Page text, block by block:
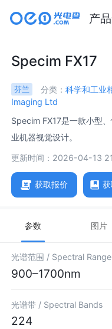
产
Specim FX17
芬兰 分类： 科学和工业
Imaging Ltd
Specim FX17是一款小型
业机器视觉设计。
更新时间：2026-04-13
获取报价
参数 图片
光谱范围 / Spectral Range
900–1700nm
光谱带 / Spectral Bands
224